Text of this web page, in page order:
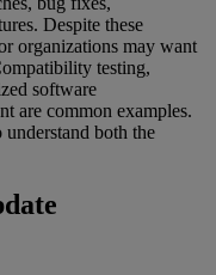
Despite these
organizations may want
testing,
software
are common examples.
both the